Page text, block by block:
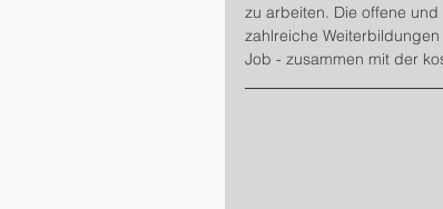
zu arbeiten. Die offene
zahlreiche
Job - zusammen mit der